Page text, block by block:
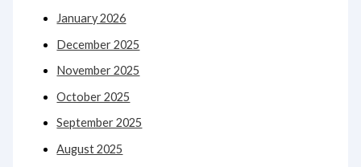
January 2026
December 2025
November 2025
October 2025
September 2025
August 2025